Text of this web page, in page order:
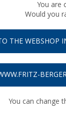
You are
Would you
THE WEBSHOP
You can change